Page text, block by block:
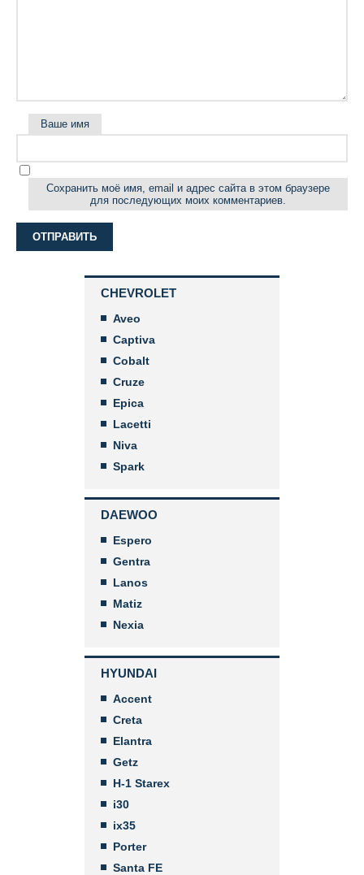
Ваше имя
Сохранить моё имя, email и адрес сайта в этом браузере
для последующих моих комментариев.
CHEVROLET
Aveo
Captiva
Cobalt
Cruze
Epica
Lacetti
Niva
Spark
DAEWOO
Espero
Gentra
Lanos
Matiz
Nexia
HYUNDAI
Accent
Creta
Elantra
Getz
H-1 Starex
i30
ix35
Porter
Santa FE